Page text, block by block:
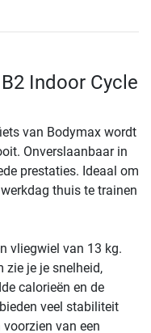
Indoor Cycle
van Bodymax wordt
Onverslaanbaar in
prestaties. Ideaal om
thuis te trainen
vliegwiel van 13 kg.
zie je je snelheid,
calorieën en de
veel stabiliteit
van een